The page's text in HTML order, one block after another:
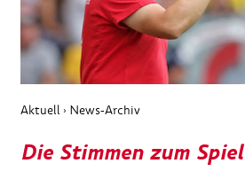
Aktuell › News-Archiv
Die Stimmen zum Spiel